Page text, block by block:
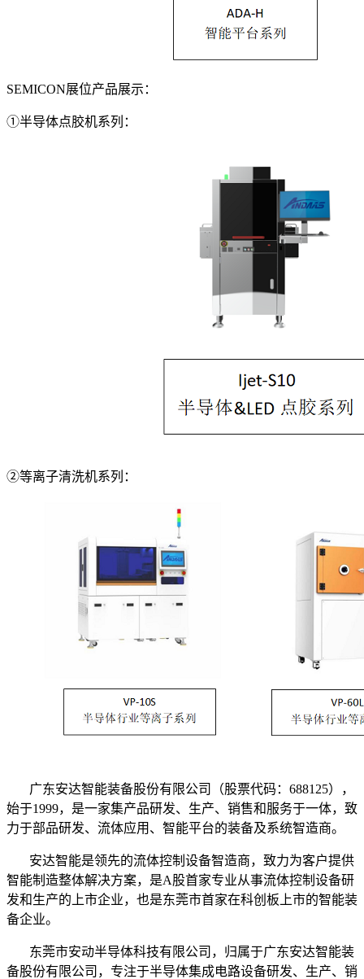
SEMICON展位产品展示：
①半导体点胶机系列：
②等离子清洗机系列：
广东安达智能装备股份有限公司（股票代码：688125），
始于1999，是一家集产品研发、生产、销售和服务于一体，致
力于部品研发、流体应用、智能平台的装备及系统智造商。
安达智能是领先的流体控制设备智造商，致力为客户提供
智能制造整体解决方案， 是A股首家专业从事流体控制设备研
发和生产的上市企业，也是东莞市首家在科创板上市的智能装
备企业。
东莞市安动半导体科技有限公司，归属于广东安达智能装
备股份有限公司，专注于半导体集成电路设备研发、生产、销